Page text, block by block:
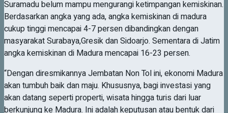
Suramadu belum mampu mengurangi ketimpangan kemiskinan.
Berdasarkan angka yang ada, angka kemiskinan di madura
cukup tinggi mencapai 4-7 persen dibandingkan dengan
masyarakat Surabaya,Gresik dan Sidoarjo. Sementara di Jatim
angka kemiskinan di Madura mencapai 16-23 persen.
“Dengan diresmikannya Jembatan Non Tol ini, ekonomi Madura
akan tumbuh baik dan maju. Khususnya, bagi investasi yang
akan datang seperti properti, wisata hingga turis dari luar
berkunjung ke Madura. Ini adalah keputusan atau bentuk dari